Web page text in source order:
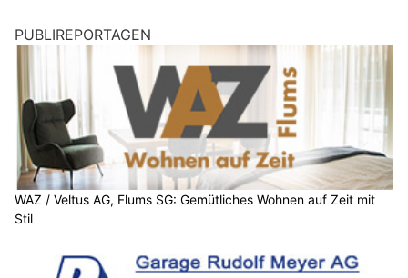
PUBLIREPORTAGEN
WAZ / Veltus AG, Flums SG: Gemütliches Wohnen auf Zeit mit
Stil